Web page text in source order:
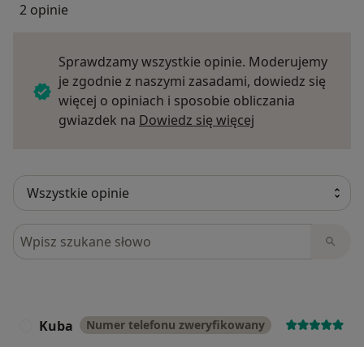
2 opinie
Sprawdzamy wszystkie opinie. Moderujemy
je zgodnie z naszymi zasadami, dowiedz się
więcej o opiniach i sposobie obliczania
gwiazdek na Dowiedz się więcej
Szukaj w opiniach
Kuba Numer telefonu zweryfikowany